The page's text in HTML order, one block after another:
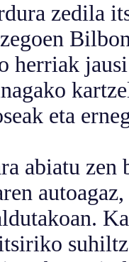
zedila
herriak
eta
zen